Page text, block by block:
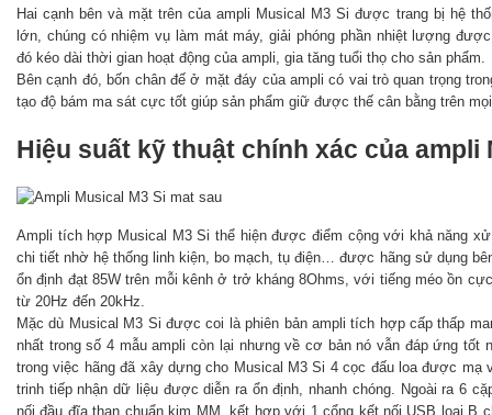
Hai cạnh bên và mặt trên của ampli Musical M3 Si được trang bị hệ
lớn, chúng có nhiệm vụ làm mát máy, giải phóng phần nhiệt lượng
đó kéo dài thời gian hoạt động của ampli, gia tăng tuổi thọ cho sản phẩm.
Bên cạnh đó, bốn chân đế ở mặt đáy của ampli có vai trò quan trọng
tạo độ bám ma sát cực tốt giúp sản phẩm giữ được thế cân bằng trên
Hiệu suất kỹ thuật chính xác của ampli
Ampli tích hợp Musical M3 Si thể hiện được điểm cộng với khả năng
chi tiết nhờ hệ thống linh kiện, bo mạch, tụ điện… được hãng sử dụng
ổn định đạt 85W trên mỗi kênh ở trở kháng 8Ohms, với tiếng méo ồn
từ 20Hz đến 20kHz.
Mặc dù Musical M3 Si được coi là phiên bản ampli tích hợp cấp thấp
nhất trong số 4 mẫu ampli còn lại nhưng về cơ bản nó vẫn đáp ứng tốt
trong việc hãng đã xây dựng cho Musical M3 Si 4 cọc đấu loa được mạ
trinh tiếp nhận dữ liệu được diễn ra ổn định, nhanh chóng. Ngoài ra 6
nối đầu đĩa than chuẩn kim MM, kết hợp với 1 cổng kết nối USB loại B